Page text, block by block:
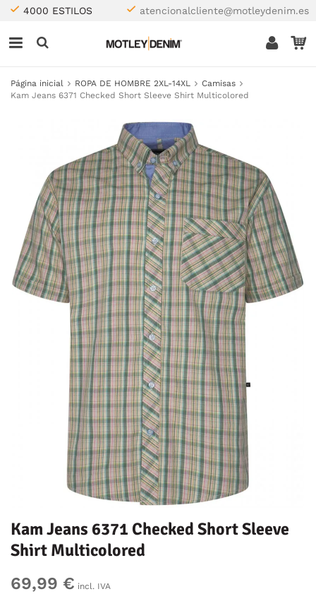
4000 ESTILOS atencionalcliente@motleydenim.es
Página inicial ROPA DE HOMBRE 2XL-14XL
Camisas
Kam Jeans 6371 Checked Short Sleeve Shirt Multicolored
Kam Jeans 6371 Checked Short Sleeve
Shirt Multicolored
69,99 € incl. IVA